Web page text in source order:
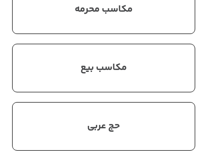
مکاسب محرمه
مکاسب بیع
حج عربی